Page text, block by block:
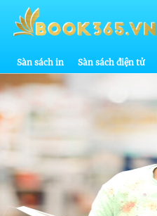
Sàn sách in Sàn sách điện tử